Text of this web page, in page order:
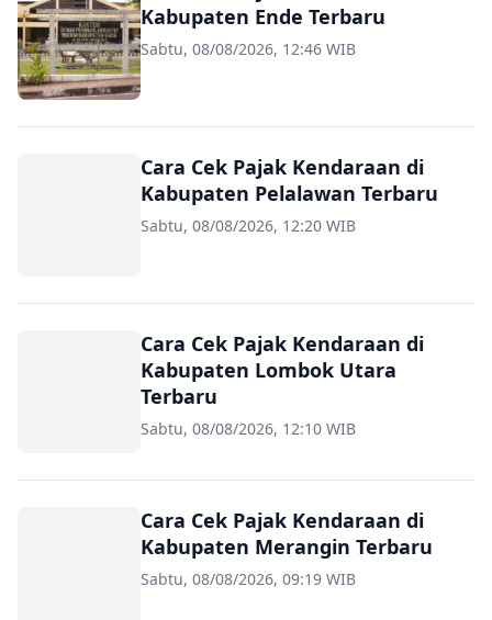
Kabupaten Ende Terbaru
Sabtu, 08/08/2026, 12:46 WIB
Cara Cek Pajak Kendaraan di
Kabupaten Pelalawan Terbaru
Sabtu, 08/08/2026, 12:20 WIB
Cara Cek Pajak Kendaraan di
Kabupaten Lombok Utara
Terbaru
Sabtu, 08/08/2026, 12:10 WIB
Cara Cek Pajak Kendaraan di
Kabupaten Merangin Terbaru
Sabtu, 08/08/2026, 09:19 WIB